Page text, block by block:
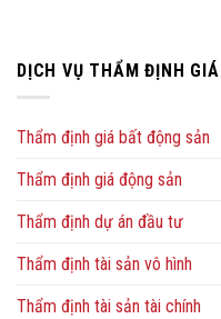
DỊCH VỤ THẨM ĐỊNH GIÁ
Thẩm định giá bất động sản
Thẩm định giá động sản
Thẩm định dự án đầu tư
Thẩm định tài sản vô hình
Thẩm định tài sản tài chính